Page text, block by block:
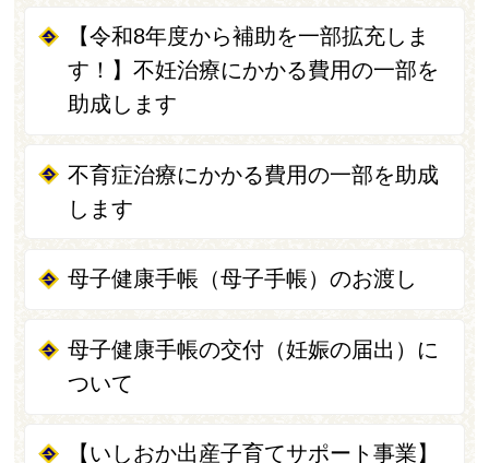
【令和8年度から補助を一部拡充しま
す！】不妊治療にかかる費用の一部を
助成します
不育症治療にかかる費用の一部を助成
します
母子健康手帳（母子手帳）のお渡し
母子健康手帳の交付（妊娠の届出）に
ついて
【いしおか出産子育てサポート事業】